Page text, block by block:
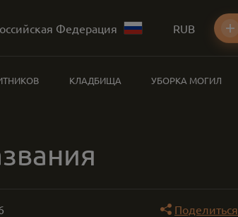
Федерация RUB
КЛАДБИЩА УБОРКА МОГИЛ
Поделиться